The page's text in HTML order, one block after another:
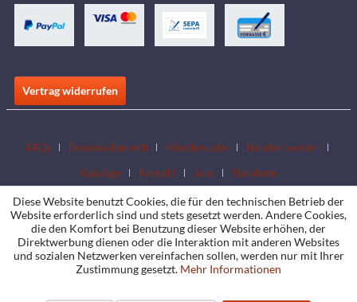
Vertrag widerrufen
FAQs Downloadbereich Händlersuche
Händler werden
Kataloge
Kontakt Jobs Standorte
Diese Website benutzt Cookies, die für den technischen Betrieb der
Website erforderlich sind und stets gesetzt werden. Andere Cookies,
die den Komfort bei Benutzung dieser Website erhöhen, der
Direktwerbung dienen oder die Interaktion mit anderen Websites
und sozialen Netzwerken vereinfachen sollen, werden nur mit Ihrer
Zustimmung gesetzt. Mehr Informationen